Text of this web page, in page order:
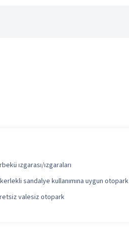
ızgarası/ızgaraları
sandalye kullanımına uygun otopark
valesiz otopark